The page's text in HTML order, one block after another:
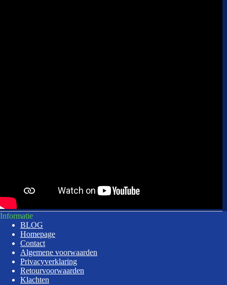
Informatie
BLOG
Homepage
Contact
Algemene voorwaarden
Privacyverklaring
Retourvoorwaarden
Klachten